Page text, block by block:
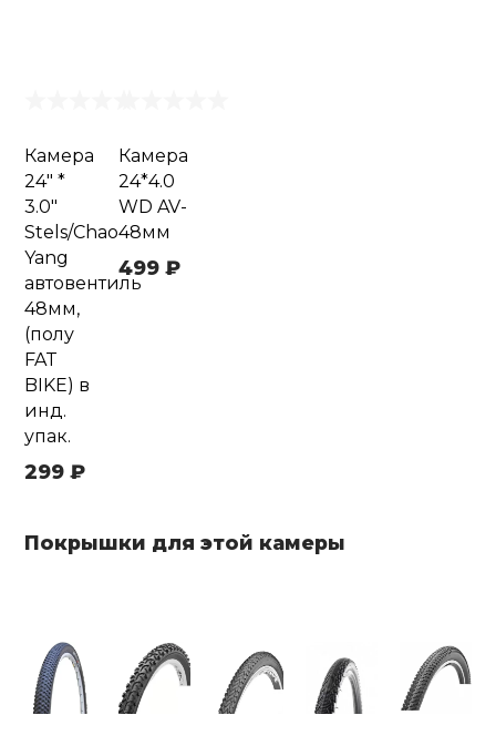
Камера
24" *
3.0"
Stels/Chao
Yang
автовентиль
48мм,
(полу
FAT
BIKE) в
инд.
упак.
299 ₽
Камера
24*4.0
WD AV-
48мм
499 ₽
Покрышки для этой камеры